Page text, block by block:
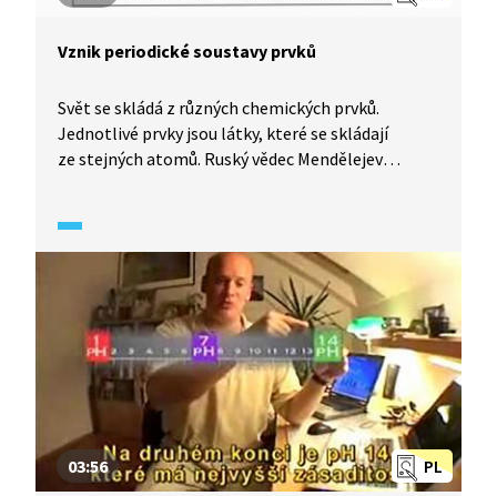
Vznik periodické soustavy prvků
Svět se skládá z různých chemických prvků.
Jednotlivé prvky jsou látky, které se skládají
ze stejných atomů. Ruský vědec Mendělejev
PL
03:56